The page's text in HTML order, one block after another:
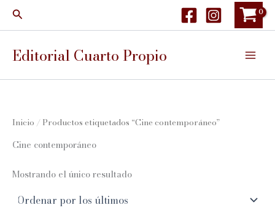
Buscar
Editorial Cuarto Propio
Inicio / Productos etiquetados “Cine contemporáneo”
Cine contemporáneo
Mostrando el único resultado